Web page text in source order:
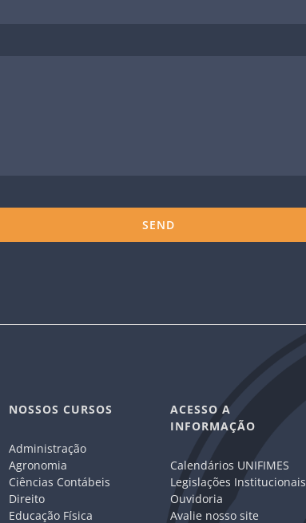
NOSSOS CURSOS
Administração
Agronomia
Ciências Contábeis
Direito
Educação Física
ACESSO A
INFORMAÇÃO
Calendários UNIFIMES
Legislações Institucionais
Ouvidoria
Avalie nosso site